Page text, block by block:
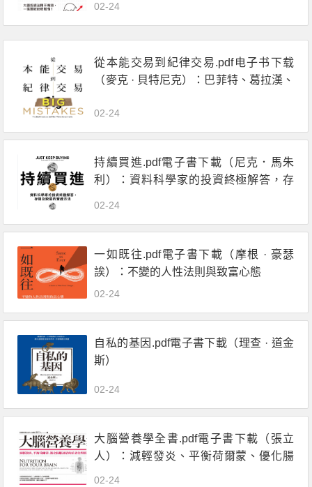
02-24
從本能交易到紀律交易.pdf电子书下载
（麥克 · 貝特尼克）：巴菲特、葛拉漢、
祕密
02-24
持續買進.pdf電子書下載（尼克．馬朱
利）：資料科學家的投資終極解答，存
02-24
一如既往.pdf電子書下載（摩根 · 豪瑟
誒）：不變的人性法則與致富心態
02-24
自私的基因.pdf電子書下載（理查 · 道金
斯）
02-24
大腦營養學全書.pdf電子書下載（張立
人）：減輕發炎、平衡荷爾蒙、優化腸
02-24